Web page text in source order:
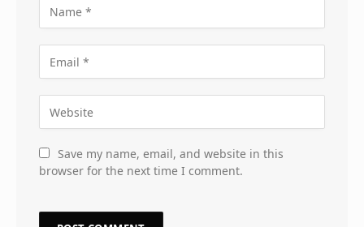
Save my name, email, and website in this
browser for the next time I comment.